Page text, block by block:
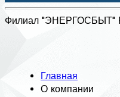
Филиал "ЭНЕРГОСБЫТ"
Главная
О компании